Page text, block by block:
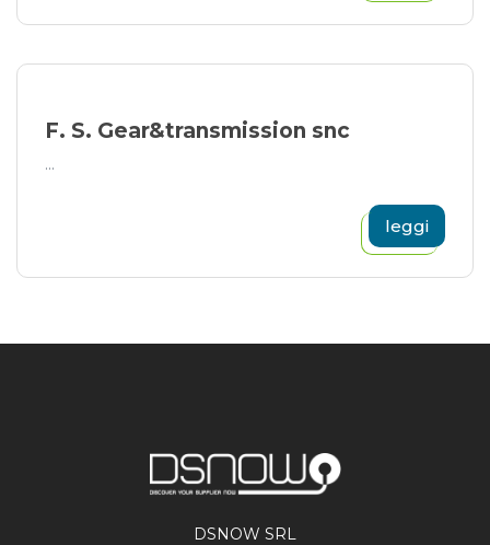
F. S. Gear&transmission snc
...
leggi
DSNOW SRL